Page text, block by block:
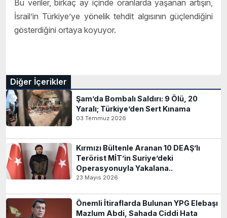
Bu veriler, birkaç ay içinde oranlarda yaşanan artışın,
İsrail’in Türkiye’ye yönelik tehdit algısının güçlendiğini
gösterdiğini ortaya koyuyor.
Diğer İçerikler
Şam’da Bombalı Saldırı: 9 Ölü, 20
Yaralı; Türkiye’den Sert Kınama
03 Temmuz 2026
Kırmızı Bültenle Aranan 10 DEAŞ’lı
Terörist MİT’in Suriye’deki
Operasyonuyla Yakalana..
23 Mayıs 2026
Önemli İtiraflarda Bulunan YPG Elebaşı
Mazlum Abdi, Sahada Ciddi Hata